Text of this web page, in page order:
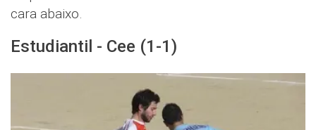
cara abaixo.
Estudiantil - Cee (1-1)